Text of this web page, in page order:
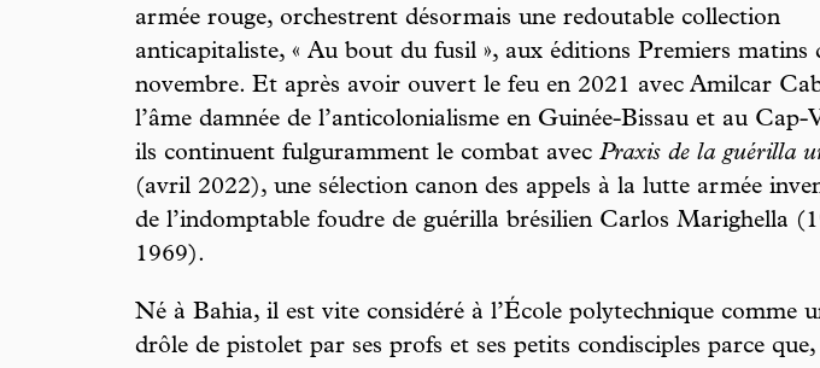
armée rouge, orchestrent désormais une redoutable collection
anticapitaliste, « Au bout du fusil », aux éditions Premiers matins
novembre. Et après avoir ouvert le feu en 2021 avec Amilcar
l’âme damnée de l’anticolonialisme en Guinée-Bissau et au Cap-
ils continuent fulguramment le combat avec Praxis de la guérilla
(avril 2022), une sélection canon des appels à la lutte armée
de l’indomptable foudre de guérilla brésilien Carlos Marighella
1969).
Né à Bahia, il est vite considéré à l’École polytechnique comme
drôle de pistolet par ses profs et ses petits condisciples parce que,